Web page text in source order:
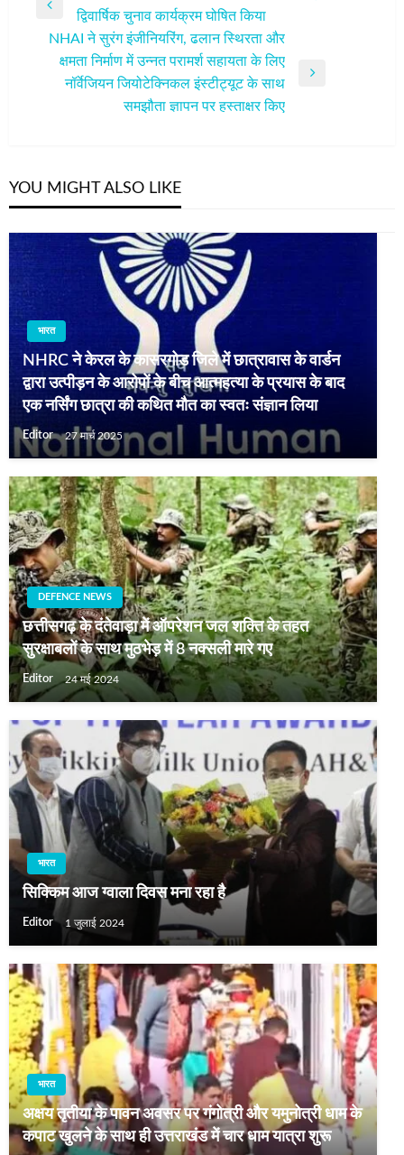
नेविगेशन
Previous
Post
द्विवार्षिक चुनाव कार्यक्रम घोषित किया
Next
NHAI ने सुरंग इंजीनियरिंग, ढलान स्थिरता और
क्षमता निर्माण में उन्नत परामर्श सहायता के लिए
नॉर्वेजियन जियोटेक्निकल इंस्टीट्यूट के साथ
समझौता ज्ञापन पर हस्ताक्षर किए
YOU MIGHT ALSO LIKE
भारत
NHRC ने केरल के कासरगोड जिले में छात्रावास के वार्डन
द्वारा उत्पीड़न के आरोपों के बीच आत्महत्या के प्रयास के बाद
एक नर्सिंग छात्रा की कथित मौत का स्वतः संज्ञान लिया
Editor 27 मार्च 2025
DEFENCE NEWS
छत्तीसगढ़ के दंतेवाड़ा में ऑपरेशन जल शक्ति के तहत
सुरक्षाबलों के साथ मुठभेड़ में 8 नक्सली मारे गए
Editor 24 मई 2024
भारत
सिक्किम आज ग्‍वाला दिवस मना रहा है
Editor 1 जुलाई 2024
भारत
अक्षय तृतीया के पावन अवसर पर गंगोत्री और यमुनोत्री धाम के
कपाट खुलने के साथ ही उत्तराखंड में चार धाम यात्रा शुरू